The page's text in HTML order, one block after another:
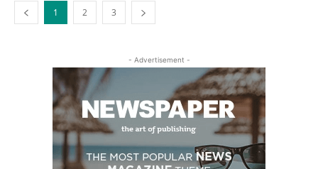
1 2 3
- Advertisement -